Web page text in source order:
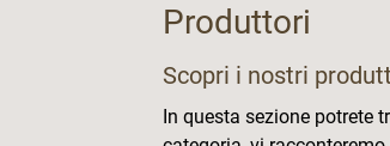
Produttori
Scopri i nostri
In questa sezione potrete